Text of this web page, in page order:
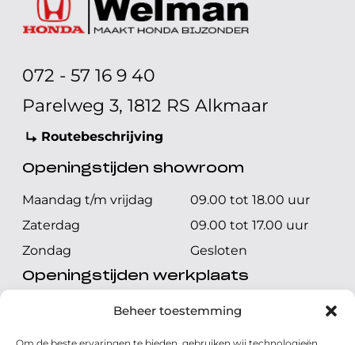
Beheer toestemming
072 - 57 16 9 40
Parelweg 3, 1812 RS Alkmaar
Routebeschrijving
Openingstijden showroom
Maandag t/m vrijdag
09.00 tot 18.00 uur
Zaterdag
09.00 tot 17.00 uur
Zondag
Gesloten
Openingstijden werkplaats
Maandag t/m vrijdag
08.00 tot 17.00 uur